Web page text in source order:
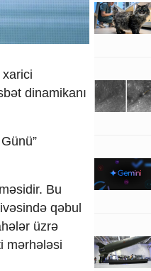
xarici
dinamikanı
Bu
qəbul
üzrə
mərhələsi